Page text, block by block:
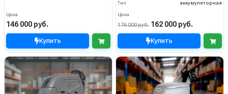
Цена
146 000 руб.
Купить
Тип
аккумуляторная
Цена
176 000 руб. 162 000 руб.
Купить